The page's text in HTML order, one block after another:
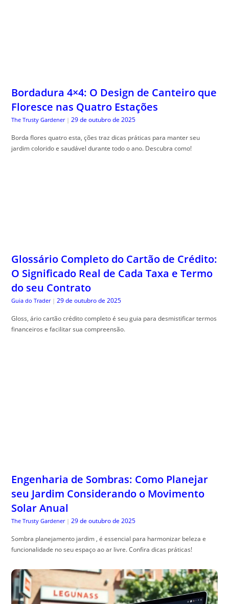
Bordadura 4×4: O Design de Canteiro que
Floresce nas Quatro Estações
The Trusty Gardener | 29 de outubro de 2025
Borda flores quatro esta, ções traz dicas práticas para manter seu
jardim colorido e saudável durante todo o ano. Descubra como!
Glossário Completo do Cartão de Crédito:
O Significado Real de Cada Taxa e Termo
do seu Contrato
Guia do Trader | 29 de outubro de 2025
Gloss, ário cartão crédito completo é seu guia para desmistificar termos
financeiros e facilitar sua compreensão.
Engenharia de Sombras: Como Planejar
seu Jardim Considerando o Movimento
Solar Anual
The Trusty Gardener | 29 de outubro de 2025
Sombra planejamento jardim , é essencial para harmonizar beleza e
funcionalidade no seu espaço ao ar livre. Confira dicas práticas!